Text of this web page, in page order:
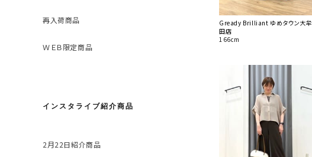
再入荷商品
ＷＥＢ限定商品
インスタライブ紹介商品
2月22日紹介商品
Gready Brilliant ゆめタウン大牟
田店
166cm